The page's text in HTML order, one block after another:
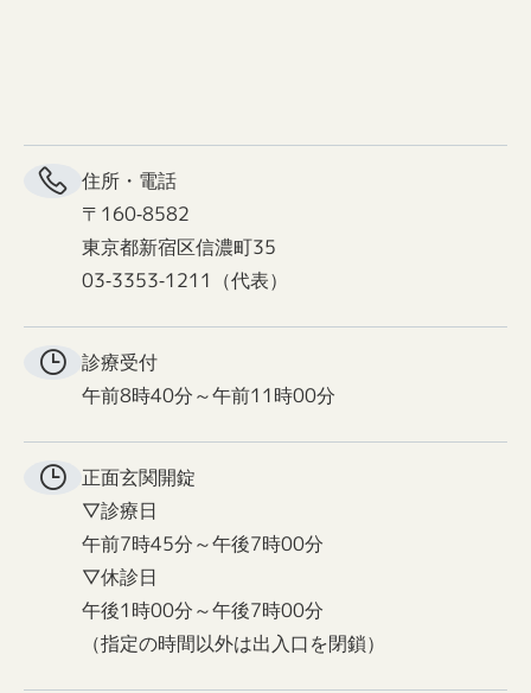
住所・電話
〒160-8582
東京都新宿区信濃町35
03-3353-1211（代表）
診療受付
午前8時40分～午前11時00分
正面玄関開錠
▽診療日
午前7時45分～午後7時00分
▽休診日
午後1時00分～午後7時00分
（指定の時間以外は出入口を閉鎖）